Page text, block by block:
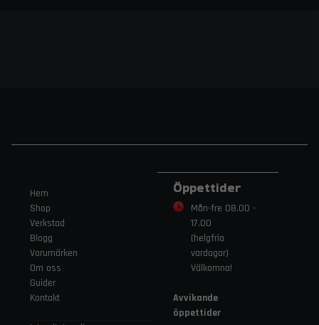
Hem
Shop
Verkstad
Blogg
Varumärken
Om oss
Guider
Kontakt
Öppettider
Mån-fre 08.00 -
17.00
(helgfria
vardagar)
Välkomna!
Avvikande
öppettider